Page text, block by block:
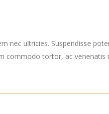
ultricies. Suspendisse
tortor, ac venenatis